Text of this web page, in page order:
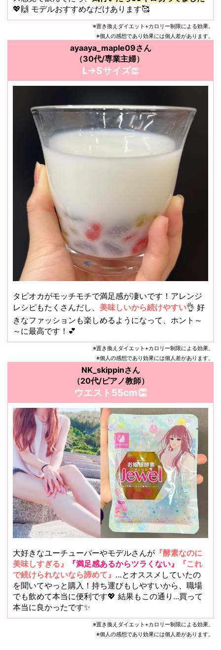
💖🙌 モデルおすすめなだけあります🥰
※置き換えダイエット+カロリー制限による効果。
※個人の感想であり効果には個人差があります。
ayaaya_maple09さん
（30代/専業主婦）
L→Sサイズ👏
タピオカがモッチモチで満足感が凄いです！アレンジ
レシピもたくさんだし、 美味しいから続けやすい👌 好
きなファッションも楽しめるようになって、ホント～
～に最高です！💕
※置き換えダイエット+カロリー制限による効果。
※個人の感想であり効果には個人差があります。
NK_skippinさん
（20代/ピアノ教師）
ウエスト55cm👏
大好きなユーチューバーやモデルさんが 『酵素なのに
美味しすぎる』
『満足感あるからツラくない』
『これ
で続けられないなら諦めて』 …とオススメしていたの
を聞いてやっと購入！ 持ち運びもしやすいから、職場
でも飲めて本当に便利です💖 結果もこの通り...買って
本当に良かったです✨
※置き換えダイエット+カロリー制限による効果。
※個人の感想であり効果には個人差があります。